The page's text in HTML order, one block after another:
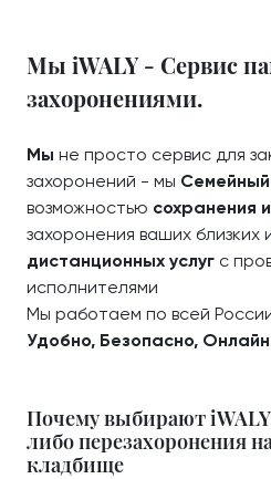
Мы iWALY - Сервис
захоронениями.
Мы не просто сервис для
захоронений - мы
возможностью сохранения
захоронения ваших близких
дистанционных услуг с
исполнителями
Мы работаем по всей
Удобно, Безопасно,
Почему выбирают
либо перезахоронения
кладбище